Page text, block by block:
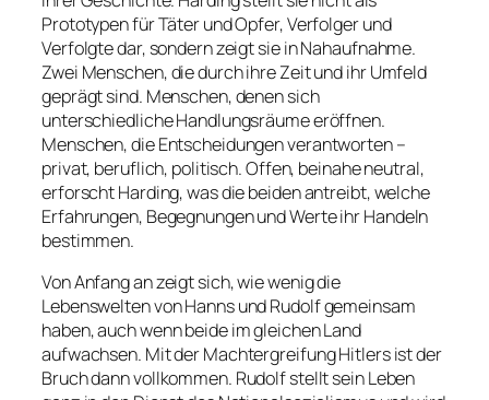
Prototypen für Täter und Opfer, Verfolger und
Verfolgte dar, sondern zeigt sie in Nahaufnahme.
Zwei Menschen, die durch ihre Zeit und ihr Umfeld
geprägt sind. Menschen, denen sich
unterschiedliche Handlungsräume eröffnen.
Menschen, die Entscheidungen verantworten –
privat, beruflich, politisch. Offen, beinahe neutral,
erforscht Harding, was die beiden antreibt, welche
Erfahrungen, Begegnungen und Werte ihr Handeln
bestimmen.
Von Anfang an zeigt sich, wie wenig die
Lebenswelten von Hanns und Rudolf gemeinsam
haben, auch wenn beide im gleichen Land
aufwachsen. Mit der Machtergreifung Hitlers ist der
Bruch dann vollkommen. Rudolf stellt sein Leben